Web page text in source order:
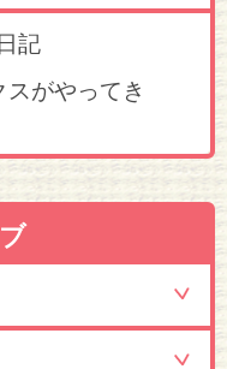
記
がやってき